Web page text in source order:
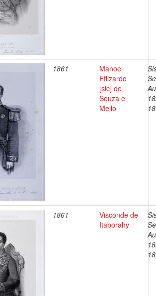
1861
Manoel
Fflizardo
[sic] de
Souza e
Mello
1861
Visconde de
Itaborahy